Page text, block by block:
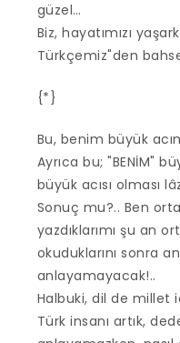
güzel…
Biz, hayatımızı
Türkçemiz"den
{*}
Bu, benim büyük
Ayrıca bu; "BENİM"
büyük acısı olması
Sonuç mu?.. Ben
yazdıklarımı şu an
okuduklarını sonra
anlayamayacak!..
Halbuki, dil de millet
Türk insanı artık,